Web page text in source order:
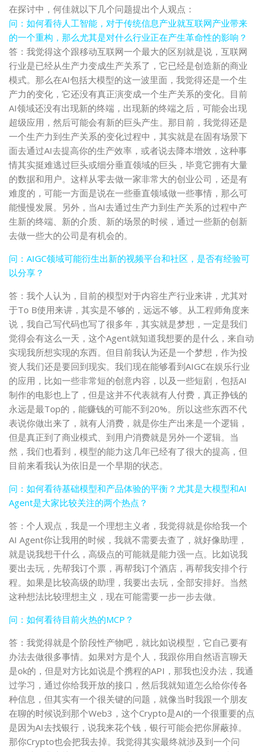
在探讨中，何佳就以下几个问题提出个人观点：
问：如何看待人工智能，对于传统信息产业就互联网产业带来
的一个重构，那么尤其是对什么行业正在产生革命性的影响？
答：我觉得这个跟移动互联网一个最大的区别就是说，互联网
行业是已经从生产力变成生产关系了，它已经是创造新的商业
模式。那么在AI包括大模型的这一波里面，我觉得还是一个生
产力的变化，它还没有真正演变成一个生产关系的变化。目前
AI领域还没有出现新的终端，出现新的终端之后，可能会出现
超级应用，然后可能会有新的巨头产生。那目前，我觉得还是
一个生产力到生产关系的变化过程中，其实就是在固有场景下
面去通过AI去提高你的生产效率，或者说去降本增效，这种事
情其实挺难逃过巨头或细分垂直领域的巨头，毕竟它拥有大量
的数据和用户。这样从零去做一家非常大的创业公司，还是有
难度的，可能一方面是说在一些垂直领域做一些事情，那么可
能慢慢发展。另外，当AI去通过生产力到生产关系的过程中产
生新的终端、新的介质、新的场景的时候，通过一些新的创新
去做一些大的公司是有机会的。
问：AIGC领域可能衍生出新的视频平台和社区，是否有经验可
以分享？
答：我个人认为，目前的模型对于内容生产行业来讲，尤其对
于To B使用来讲，其实是不够的，远远不够。从工程师角度来
说，我自己写代码也写了很多年，其实就是梦想，一定是我们
觉得会有这么一天，这个Agent就知道我想要的是什么，来自动
实现我所想实现的东西。但目前我认为还是一个梦想，作为投
资人我们还是要回到现实。我们现在能够看到AIGC在娱乐行业
的应用，比如一些非常短的创意内容，以及一些短剧，包括AI
制作的电影也上了，但是这并不代表就有人付费，真正挣钱的
永远是最Top的，能赚钱的可能不到20%。所以这些东西不代
表说你做出来了，就有人消费，就是你生产出来是一个逻辑，
但是真正到了商业模式、到用户消费就是另外一个逻辑。当
然，我们也看到，模型的能力这几年已经有了很大的提高，但
目前来看我认为依旧是一个早期的状态。
问：如何看待基础模型和产品体验的平衡？尤其是大模型和AI
Agent是大家比较关注的两个热点？
答：个人观点，我是一个理想主义者，我觉得就是你给我一个
AI Agent你让我用的时候，我就不需要去查了，就好像助理，
就是说我想干什么，高级点的可能就是能力强一点。比如说我
要出去玩，先帮我订个票，再帮我订个酒店，再帮我安排个行
程。如果是比较高级的助理，我要出去玩，全部安排好。当然
这种想法比较理想主义，现在可能需要一步一步去做。
问：如何看待目前火热的MCP？
答：我觉得就是个阶段性产物吧，就比如说模型，它自己要有
办法去做很多事情。如果对方是个人，我跟你用自然语言聊天
是ok的，但是对方比如说是个携程的API，那我也没办法，我通
过学习，通过你给我开放的接口，然后我就知道怎么给你传各
种信息，但其实有一个很关键的问题，就像当时我跟一个朋友
在聊的时候说到那个Web3，这个Crypto是AI的一个很重要的点
是因为AI去找银行，说我来花个钱，银行可能会把你屏蔽掉。
那你Crypto也会把我去掉。我觉得其实最终就涉及到一个问